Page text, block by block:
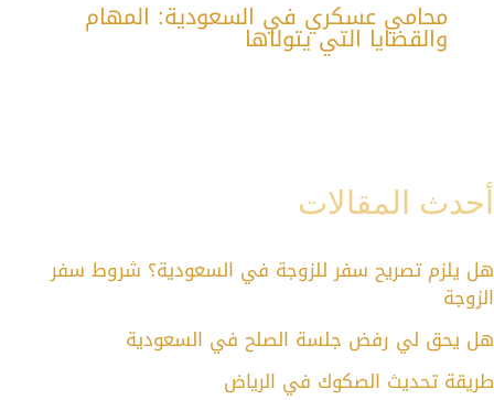
محامي عسكري في السعودية: المهام
والقضايا التي يتولاها
أحدث المقالات
هل يلزم تصريح سفر للزوجة في السعودية؟ شروط سفر
الزوجة
هل يحق لي رفض جلسة الصلح في السعودية
طريقة تحديث الصكوك في الرياض